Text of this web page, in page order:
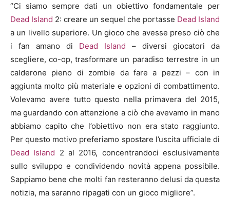
“Ci siamo sempre dati un obiettivo fondamentale per
Dead Island 2: creare un sequel che portasse Dead Island
a un livello superiore. Un gioco che avesse preso ciò che
i fan amano di Dead Island – diversi giocatori da
scegliere, co-op, trasformare un paradiso terrestre in un
calderone pieno di zombie da fare a pezzi – con in
aggiunta molto più materiale e opzioni di combattimento.
Volevamo avere tutto questo nella primavera del 2015,
ma guardando con attenzione a ciò che avevamo in mano
abbiamo capito che l’obiettivo non era stato raggiunto.
Per questo motivo preferiamo spostare l’uscita ufficiale di
Dead Island 2 al 2016, concentrandoci esclusivamente
sullo sviluppo e condividendo novità appena possibile.
Sappiamo bene che molti fan resteranno delusi da questa
notizia, ma saranno ripagati con un gioco migliore”.